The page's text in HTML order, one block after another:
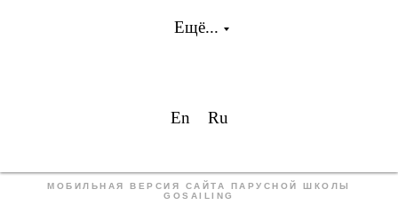
Ещё...
En Ru
МОБИЛЬНАЯ ВЕРСИЯ САЙТА ПАРУСНОЙ ШКОЛЫ
GOSAILING